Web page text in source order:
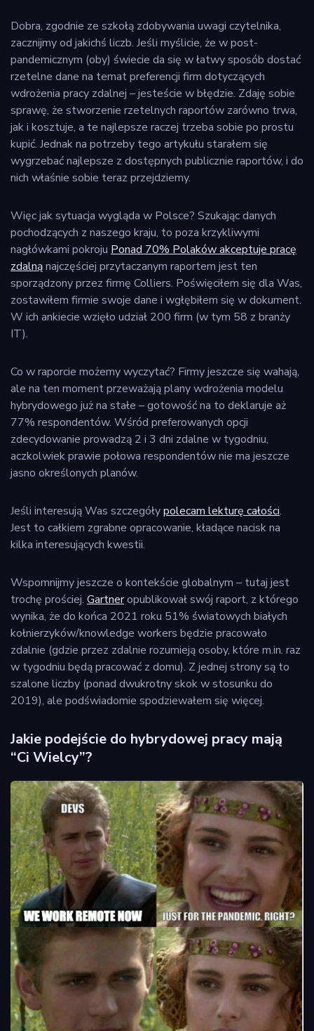
Dobra, zgodnie ze szkołą zdobywania uwagi czytelnika,
zacznijmy od jakichś liczb. Jeśli myślicie, że w post-
pandemicznym (oby) świecie da się w łatwy sposób dostać
rzetelne dane na temat preferencji firm dotyczących
wdrożenia pracy zdalnej – jesteście w błędzie. Zdaję sobie
sprawę, że stworzenie rzetelnych raportów zarówno trwa,
jak i kosztuje, a te najlepsze raczej trzeba sobie po prostu
kupić. Jednak na potrzeby tego artykułu starałem się
wygrzebać najlepsze z dostępnych publicznie raportów, i do
nich właśnie sobie teraz przejdziemy.
Więc jak sytuacja wygląda w Polsce? Szukając danych
pochodzących z naszego kraju, to poza krzykliwymi
nagłówkami pokroju Ponad 70% Polaków akceptuje pracę
zdalnąnajczęściej przytaczanym raportem jest ten
sporządzony przez firmę Colliers. Poświęciłem się dla Was,
zostawiłem firmie swoje dane i wgłębiłem się w dokument.
W ich ankiecie wzięło udział 200 firm (w tym 58 z branży
IT).
Co w raporcie możemy wyczytać? Firmy jeszcze się wahają,
ale na ten moment przeważają plany wdrożenia modelu
hybrydowego już na stałe – gotowość na to deklaruje aż
77% respondentów. Wśród preferowanych opcji
zdecydowanie prowadzą 2 i 3 dni zdalne w tygodniu,
aczkolwiek prawie połowa respondentów nie ma jeszcze
jasno określonych planów.
Jeśli interesują Was szczegółypolecam lekturę całości.
Jest to całkiem zgrabne opracowanie, kładące nacisk na
kilka interesujących kwestii.
Wspomnijmy jeszcze o kontekście globalnym – tutaj jest
trochę prościej. Gartneropublikował swój raport, z którego
wynika, że do końca 2021 roku 51% światowych białych
kołnierzyków/knowledge workers będzie pracowało
zdalnie (gdzie przez zdalnie rozumieją osoby, które m.in. raz
w tygodniu będą pracować z domu). Z jednej strony są to
szalone liczby (ponad dwukrotny skok w stosunku do
2019), ale podświadomie spodziewałem się więcej.
Jakie podejście do hybrydowej pracy mają
“Ci Wielcy”?